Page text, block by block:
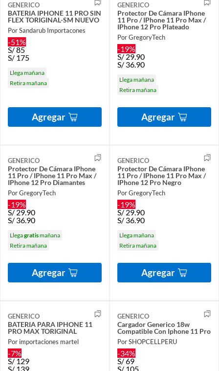
GENERICO
BATERIA IPHONE 11 PRO SIN
FLEX TORIGINAL-SM NUEVO
Por Sandarub Importacones
-51%
S/85
S/ 175
Llega mañana
Retira mañana
Agregar
GENERICO
Protector De Cámara IPhone
11 Pro / IPhone 11 Pro Max /
IPhone 12 Pro Plateado
Por GregoryTech
-19%
S/29.90
S/ 36.90
Llega mañana
Retira mañana
Agregar
GENERICO
Protector De Cámara IPhone
11 Pro / IPhone 11 Pro Max /
IPhone 12 Pro Diamantes
Por GregoryTech
-19%
S/29.90
S/ 36.90
Llegagratismañana
Retira mañana
Agregar
GENERICO
Protector De Cámara IPhone
11 Pro / IPhone 11 Pro Max /
IPhone 12 Pro Negro
Por GregoryTech
-19%
S/29.90
S/ 36.90
Llega mañana
Retira mañana
Agregar
GENERICO
BATERIA PARA IPHONE 11
PRO MAX TORIGINAL
Por importaciones martel
-7%
S/ 129
S/ 139
GENERICO
Cargador Generico 18w
Compatible Con Iphone 11 Pro
Por SHOPCELLPERU
-34%
S/69
S/ 105